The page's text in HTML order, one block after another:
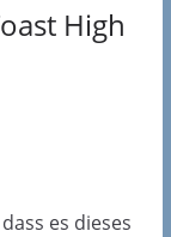
High
es dieses